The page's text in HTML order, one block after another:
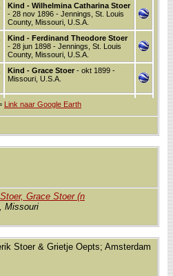
Kind - Wilhelmina Catharina Stoer
- 28 nov 1896 - Jennings, St. Louis
County, Missouri, U.S.A.
Kind - Ferdinand Theodore Stoer
- 28 jun 1898 - Jennings, St. Louis
County, Missouri, U.S.A.
Kind - Grace Stoer - okt 1899 -
Missouri, U.S.A.
Kind - Elizabeth Deborah Stoer
(Oepts)- 10 okt 1901 - Missouri,
U.S.A.
Begraven- 16 sep 1903 - 2101,
Louis City County, Missouri, U.S.A.
Link naar Google Earth
Grace Stoer (n
Missouri
Stoer & Grietje Oepts; Amsterdam